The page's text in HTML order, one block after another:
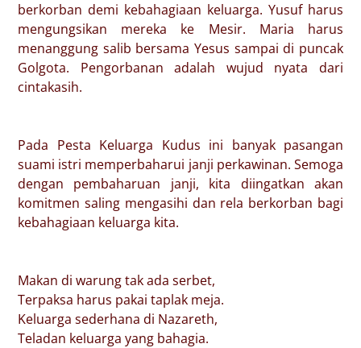
berkorban demi kebahagiaan keluarga. Yusuf harus
mengungsikan mereka ke Mesir. Maria harus
menanggung salib bersama Yesus sampai di puncak
Golgota. Pengorbanan adalah wujud nyata dari
cintakasih.
Pada Pesta Keluarga Kudus ini banyak pasangan
suami istri memperbaharui janji perkawinan. Semoga
dengan pembaharuan janji, kita diingatkan akan
komitmen saling mengasihi dan rela berkorban bagi
kebahagiaan keluarga kita.
Makan di warung tak ada serbet,
Terpaksa harus pakai taplak meja.
Keluarga sederhana di Nazareth,
Teladan keluarga yang bahagia.